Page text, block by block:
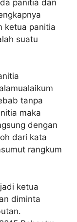
panitia dan
ketua panitia
suatu
tanpa
maka
dengan
dari kata
rangkum
ketua
diminta